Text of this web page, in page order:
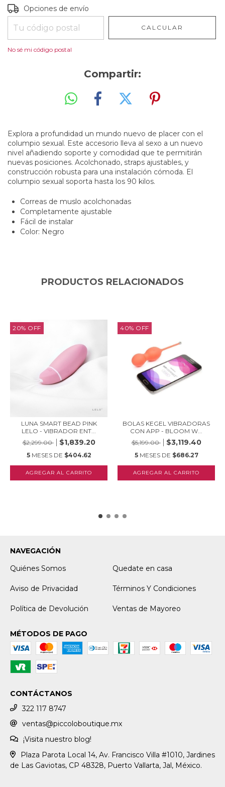
Entregas para el CP:
Opciones de envío
CALCULAR
No sé mi código postal
Compartir:
Explora a profundidad un mundo nuevo de placer con el
columpio sexual. Este accesorio lleva al sexo a un nuevo
nivel añadiendo soporte y comodidad que te permitirán
nuevas posiciones. Acolchonado, straps ajustables, y
construcción robusta para una instalación cómoda. El
columpio sexual soporta hasta los 90 kilos.
Correas de muslo acolchonadas
Completamente ajustable
Fácil de instalar
Color: Negro
PRODUCTOS RELACIONADOS
20% OFF
LUNA SMART BEAD PINK
LELO - VIBRADOR ENT...
$2,299.00
$1,839.20
5 MESES DE $404.62
40% OFF
BOLAS KEGEL VIBRADORAS
CON APP - BLOOM W...
$5,199.00
$3,119.40
5 MESES DE $686.27
NAVEGACIÓN
Quiénes Somos
Quedate en casa
Aviso de Privacidad Términos Y Condiciones
Política de Devolución Ventas de Mayoreo
MÉTODOS DE PAGO
CONTÁCTANOS
322 117 8747
ventas@piccoloboutique.mx
¡Visita nuestro blog!
Plaza Parota Local 14, Av. Francisco Villa #1010, Jardines
de Las Gaviotas, CP 48328, Puerto Vallarta, Jal, México.